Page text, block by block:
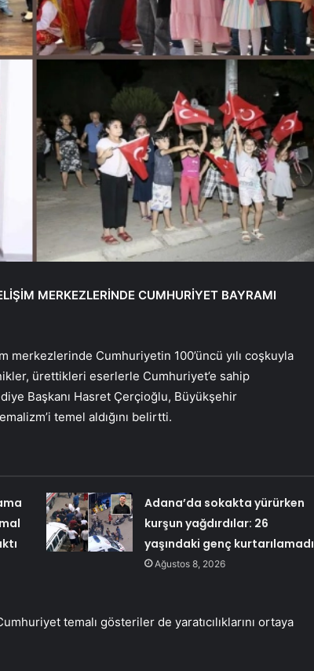
MERKEZLERİNDE CUMHURİYET BAYRAMI
merkezlerinde Cumhuriyetin 100’üncü yılı coşkuyla
ürettikleri eserlerle Cumhuriyet’e sahip
Başkanı Hasret Çerçioğlu, Büyükşehir
temel aldığını belirtti.
Adana’da sokakta yürürken
kurşun yağdırdılar: 26
yaşındaki genç kurtarılamadı
Ağustos 8, 2026
temalı gösteriler de yaratıcılıklarını ortaya